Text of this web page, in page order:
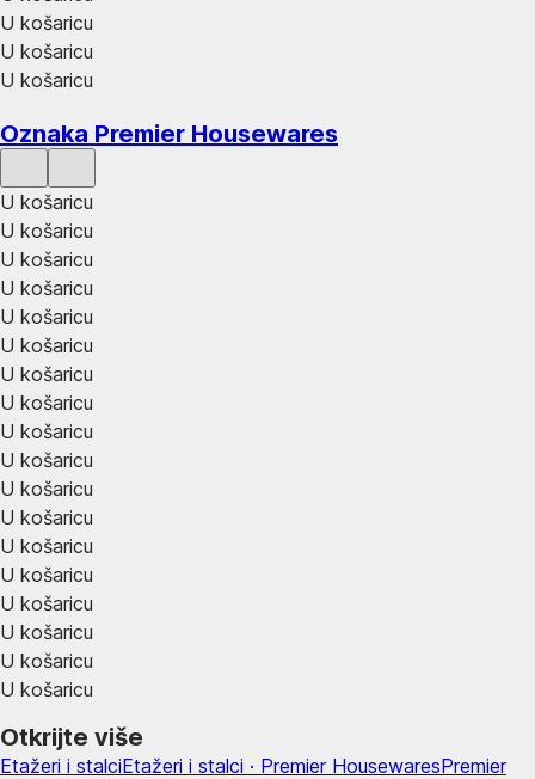
U košaricu
U košaricu
U košaricu
Oznaka Premier Housewares
U košaricu
U košaricu
U košaricu
U košaricu
U košaricu
U košaricu
U košaricu
U košaricu
U košaricu
U košaricu
U košaricu
U košaricu
U košaricu
U košaricu
U košaricu
U košaricu
U košaricu
U košaricu
Otkrijte više
Etažeri i stalciEtažeri i stalci · Premier HousewaresPremier